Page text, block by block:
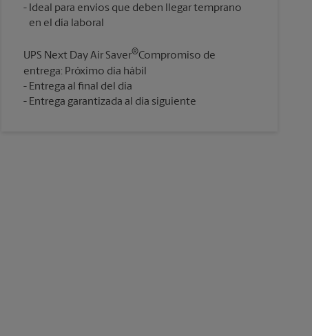
Ideal para envíos que deben llegar temprano
UPS Next Day Air Saver®Compromiso de
entrega: Próximo día hábil
Entrega al final del día
Entrega garantizada al día siguiente